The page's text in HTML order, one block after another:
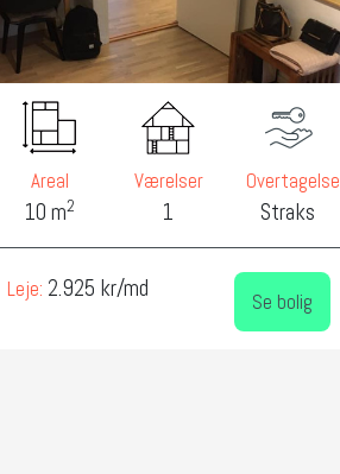
Areal
10 m2
Værelser
1
Overtagelse
Straks
Leje: 2.925 kr/md Se bolig